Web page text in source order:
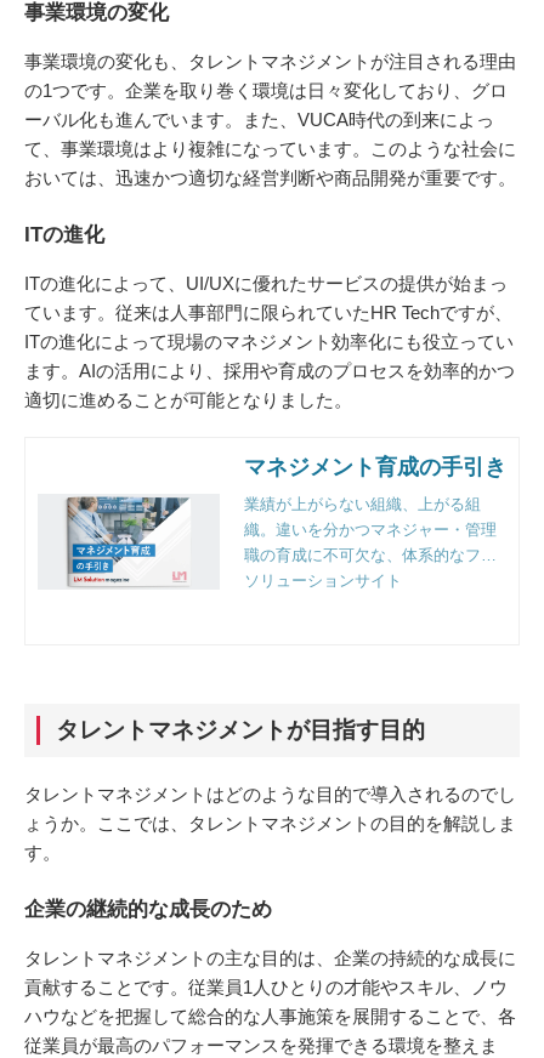
事業環境の変化
事業環境の変化も、タレントマネジメントが注目される理由
の1つです。企業を取り巻く環境は日々変化しており、グロ
ーバル化も進んでいます。また、VUCA時代の到来によっ
て、事業環境はより複雑になっています。このような社会に
おいては、迅速かつ適切な経営判断や商品開発が重要です。
ITの進化
ITの進化によって、UI/UXに優れたサービスの提供が始まっ
ています。従来は人事部門に限られていたHR Techですが、
ITの進化によって現場のマネジメント効率化にも役立ってい
ます。AIの活用により、採用や育成のプロセスを効率的かつ
適切に進めることが可能となりました。
マネジメント育成の手引き
業績が上がらない組織、上がる組
織。違いを分かつマネジャー・管理
職の育成に不可欠な、体系的なフレ
ームワークと実践のポイントとは。
ソリューションサイト
タレントマネジメントが目指す目的
タレントマネジメントはどのような目的で導入されるのでし
ょうか。ここでは、タレントマネジメントの目的を解説しま
す。
企業の継続的な成長のため
タレントマネジメントの主な目的は、企業の持続的な成長に
貢献することです。従業員1人ひとりの才能やスキル、ノウ
ハウなどを把握して総合的な人事施策を展開することで、各
従業員が最高のパフォーマンスを発揮できる環境を整えま